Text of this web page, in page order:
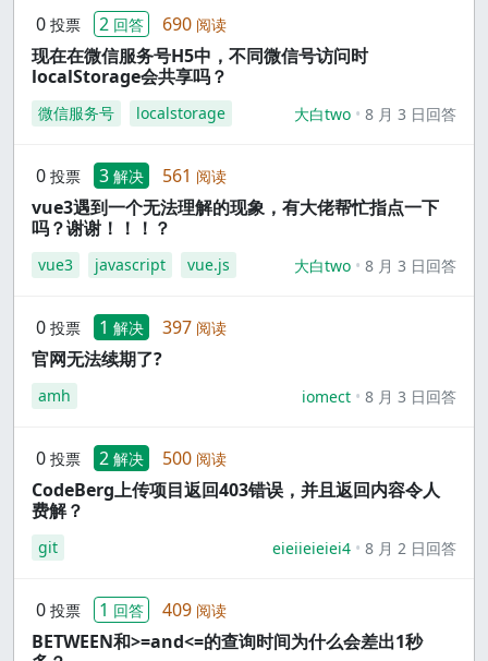
0 投票 2 回答 690 阅读
现在在微信服务号H5中，不同微信号访问时
localStorage会共享吗？
微信服务号 localstorage 大白two 8 月 3 日回答
0 投票 3 解决 561 阅读
vue3遇到一个无法理解的现象，有大佬帮忙指点一下
吗？谢谢！！！？
vue3 javascript vue.js 大白two 8 月 3 日回答
0 投票 1 解决 397 阅读
官网无法续期了?
amh iomect 8 月 3 日回答
0 投票 2 解决 500 阅读
CodeBerg上传项目返回403错误，并且返回内容令人
费解？
git eieiieieiei4 8 月 2 日回答
0 投票 1 回答 409 阅读
BETWEEN和>=and<=的查询时间为什么会差出1秒